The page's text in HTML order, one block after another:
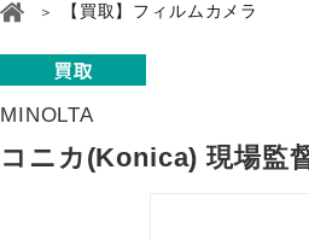
【買取】フィルムカメラ
MINOLTA
コニカ(Konica) 現場監